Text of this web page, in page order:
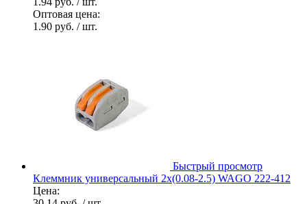
Оптовая цена:
1.90 руб. / шт.
Быстрый просмотр
Клеммник универсальный 2х(0.08-2.5) WAGO 222-412
Цена: